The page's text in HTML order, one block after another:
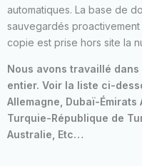
automatiques. La base de
sauvegardés
copie est prise hors site la
Nous avons travaillé
entier. Voir la liste ci-
Allemagne, Dubaï-Émirats
Turquie-République de
Australie, Etc…